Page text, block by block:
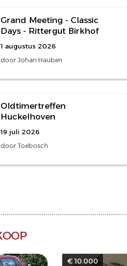
Grand Meeting - Classic
Days - Rittergut Birkhof
1 augustus 2026
door Johan Hauben
Oldtimertreffen
Huckelhoven
19 juli 2026
door Toebosch
€ 10.000